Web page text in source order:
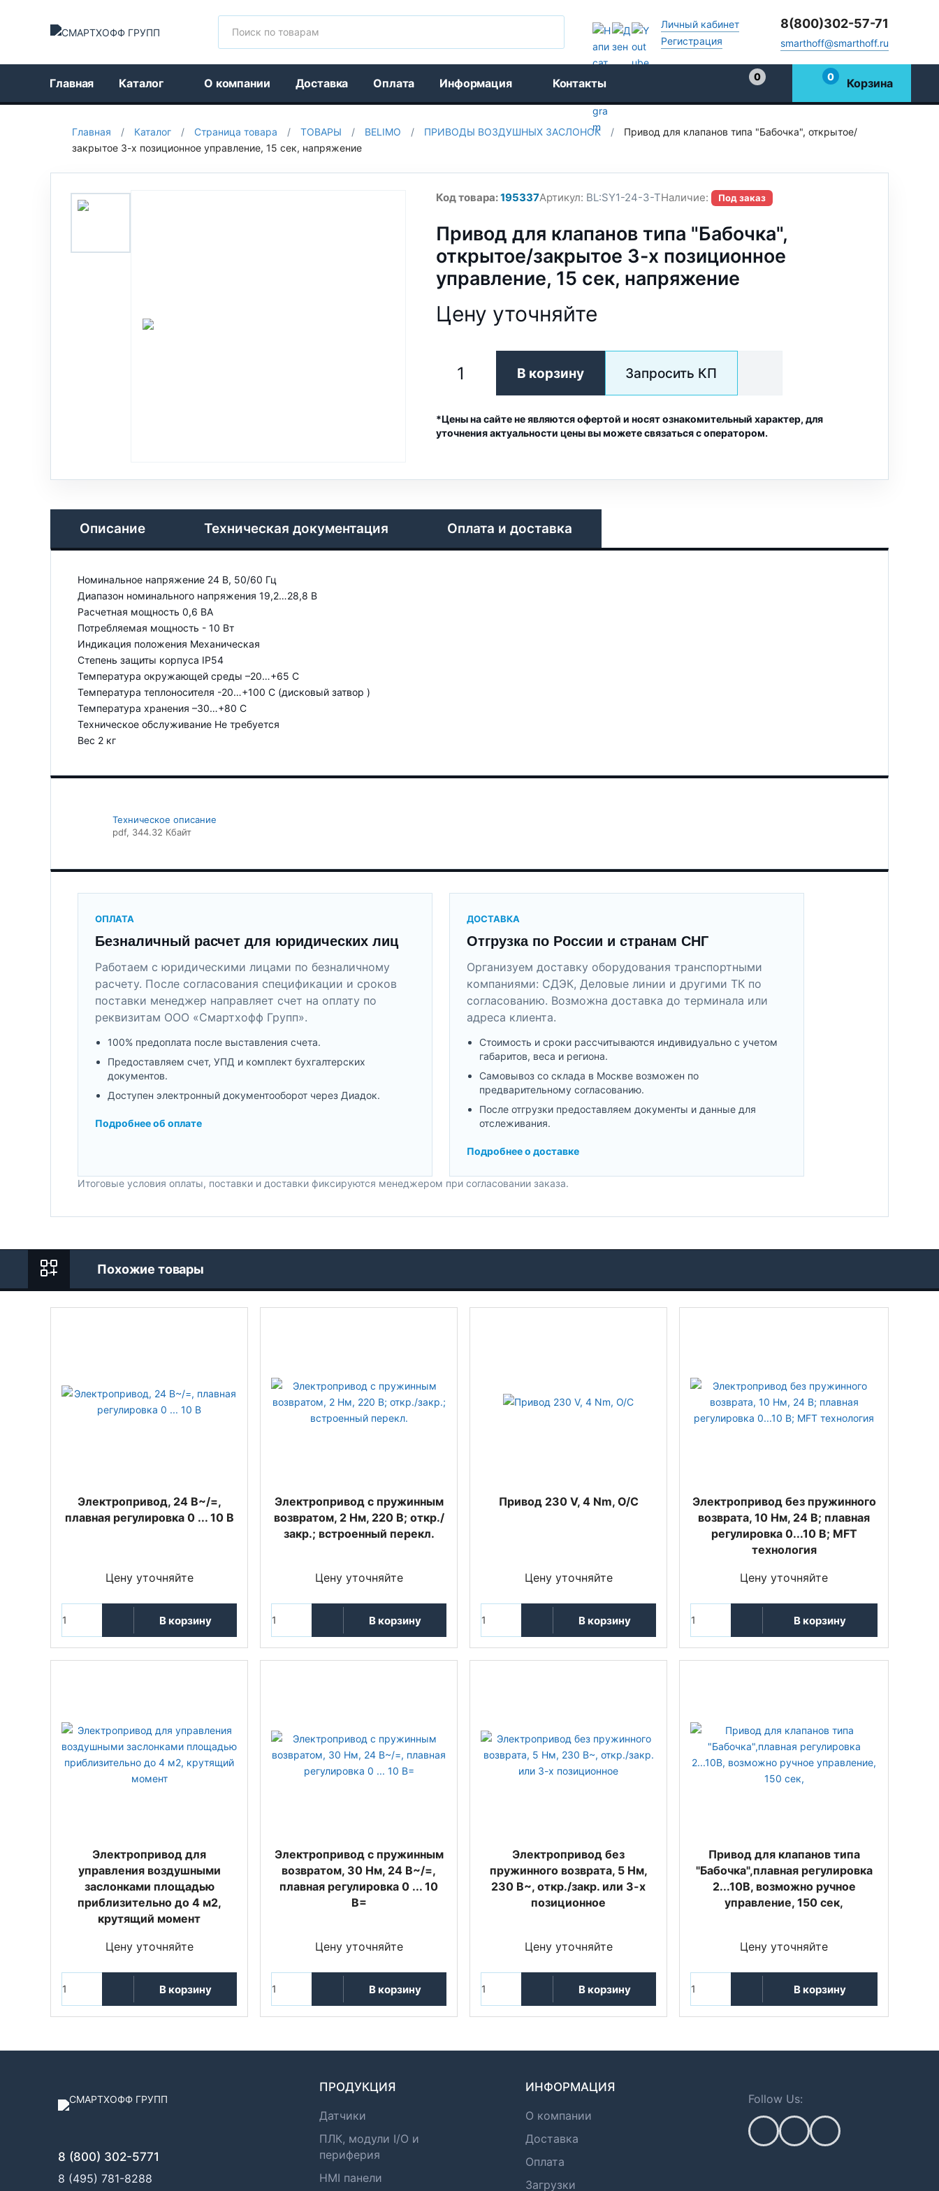
Личный кабинет
Регистрация
8(800)302-57-71
smarthoff@smarthoff.ru
Главная Каталог О компании Доставка Оплата Информация Контакты
0
0 Корзина
Главная / Каталог / Страница товара / ТОВАРЫ / BELIMO / ПРИВОДЫ ВОЗДУШНЫХ ЗАСЛОНОК /
Привод для клапанов типа "Бабочка", открытое/
закрытое 3-х позиционное управление, 15 сек, напряжение
Код товара:195337Артикул: BL:SY1-24-3-TНаличие: Под заказ
Привод для клапанов типа "Бабочка",
открытое/закрытое 3-х позиционное
управление, 15 сек, напряжение
Цену уточняйте
В корзину Запросить КП
*Цены на сайте не являются офертой и носят ознакомительный характер, для
уточнения актуальности цены вы можете связаться с оператором.
Описание Техническая документация Оплата и доставка
Номинальное напряжение 24 В, 50/60 Гц
Диапазон номинального напряжения 19,2…28,8 В
Расчетная мощность 0,6 ВА
Потребляемая мощность - 10 Вт
Индикация положения Механическая
Степень защиты корпуса IP54
Температура окружающей среды –20…+65 С
Температура теплоносителя -20…+100 С (дисковый затвор )
Температура хранения –30…+80 С
Техническое обслуживание Не требуется
Вес 2 кг
Техническое описание
pdf, 344.32 Кбайт
ОПЛАТА
Безналичный расчет для юридических лиц
Работаем с юридическими лицами по безналичному
расчету. После согласования спецификации и сроков
поставки менеджер направляет счет на оплату по
реквизитам ООО «Смартхофф Групп».
100% предоплата после выставления счета.
Предоставляем счет, УПД и комплект бухгалтерских
документов.
Доступен электронный документооборот через Диадок.
Подробнее об оплате
ДОСТАВКА
Отгрузка по России и странам СНГ
Организуем доставку оборудования транспортными
компаниями: СДЭК, Деловые линии и другими ТК по
согласованию. Возможна доставка до терминала или
адреса клиента.
Стоимость и сроки рассчитываются индивидуально с учетом
габаритов, веса и региона.
Самовывоз со склада в Москве возможен по
предварительному согласованию.
После отгрузки предоставляем документы и данные для
отслеживания.
Подробнее о доставке
Итоговые условия оплаты, поставки и доставки фиксируются менеджером при согласовании заказа.
Похожие товары
Электропривод, 24 В~/=,
плавная регулировка 0 ... 10 В
Цену уточняйте
В корзину
Электропривод с пружинным
возвратом, 2 Нм, 220 В; откр./
закр.; встроенный перекл.
Цену уточняйте
В корзину
Привод 230 V, 4 Nm, O/C
Цену уточняйте
В корзину
Электропривод без пружинного
возврата, 10 Нм, 24 В; плавная
регулировка 0...10 В; MFT
технология
Цену уточняйте
В корзину
Электропривод для
управления воздушными
заслонками площадью
приблизительно до 4 м2,
крутящий момент
Цену уточняйте
В корзину
Электропривод с пружинным
возвратом, 30 Нм, 24 В~/=,
плавная регулировка 0 ... 10
В=
Цену уточняйте
В корзину
Электропривод без
пружинного возврата, 5 Нм,
230 В~, откр./закр. или 3-х
позиционное
Цену уточняйте
В корзину
Привод для клапанов типа
"Бабочка",плавная регулировка
2...10В, возможно ручное
управление, 150 сек,
Цену уточняйте
В корзину
8 (800) 302-5771
8 (495) 781-8288
ПРОДУКЦИЯ
Датчики
ПЛК, модули I/O и
периферия
HMI панели
ИНФОРМАЦИЯ
О компании
Доставка
Оплата
Загрузки
Follow Us: